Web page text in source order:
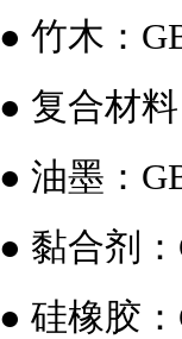
● 竹木：
● 复合材
● 油墨：
● 黏合剂
● 硅橡胶